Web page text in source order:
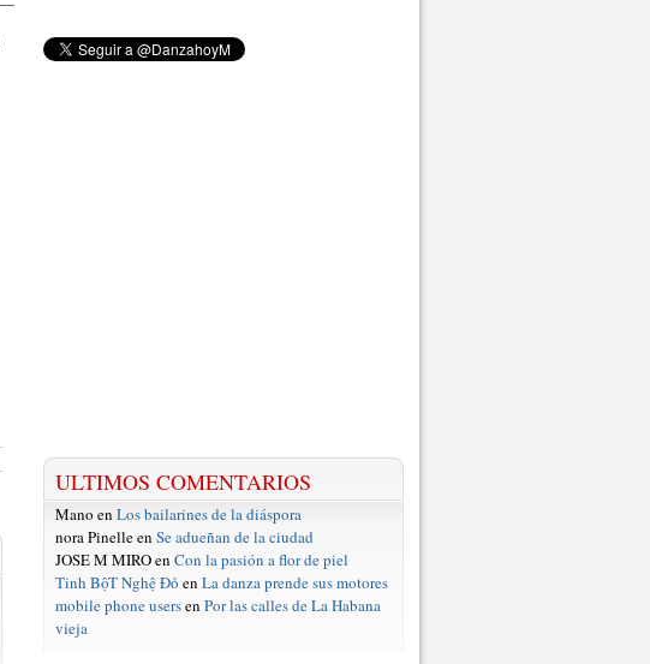
ULTIMOS COMENTARIOS
Mano en Los bailarines de la diáspora
nora Pinelle en Se adueñan de la ciudad
JOSE M MIRO en Con la pasión a flor de piel
Tinh BộT Nghệ Đỏ en La danza prende sus motores
mobile phone usersen Por las calles de La Habana
vieja